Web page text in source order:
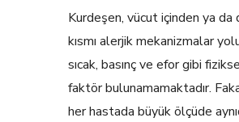
Kurdeşen, vücut içinden ya
kısmı alerjik mekanizmalar
sıcak, basınç ve efor gibi
faktör bulunamamaktadır.
her hastada büyük ölçüde